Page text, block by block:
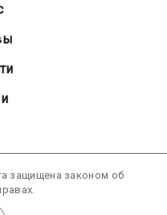
защищена законом об